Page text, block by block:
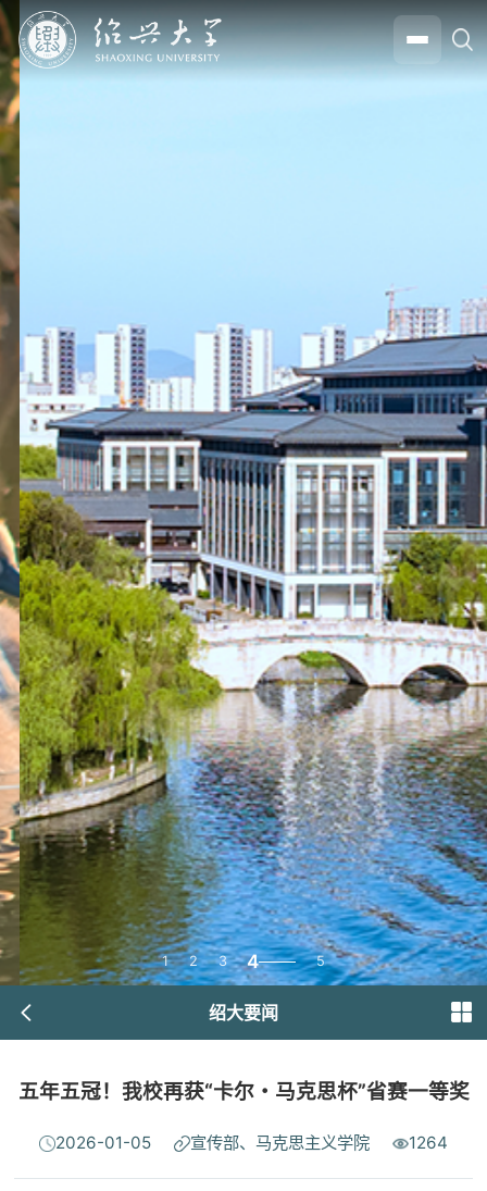
1 2 3 4 5
绍大要闻
五年五冠！我校再获“卡尔・马克思杯”省赛一等奖
2026-01-05 宣传部、马克思主义学院 1264